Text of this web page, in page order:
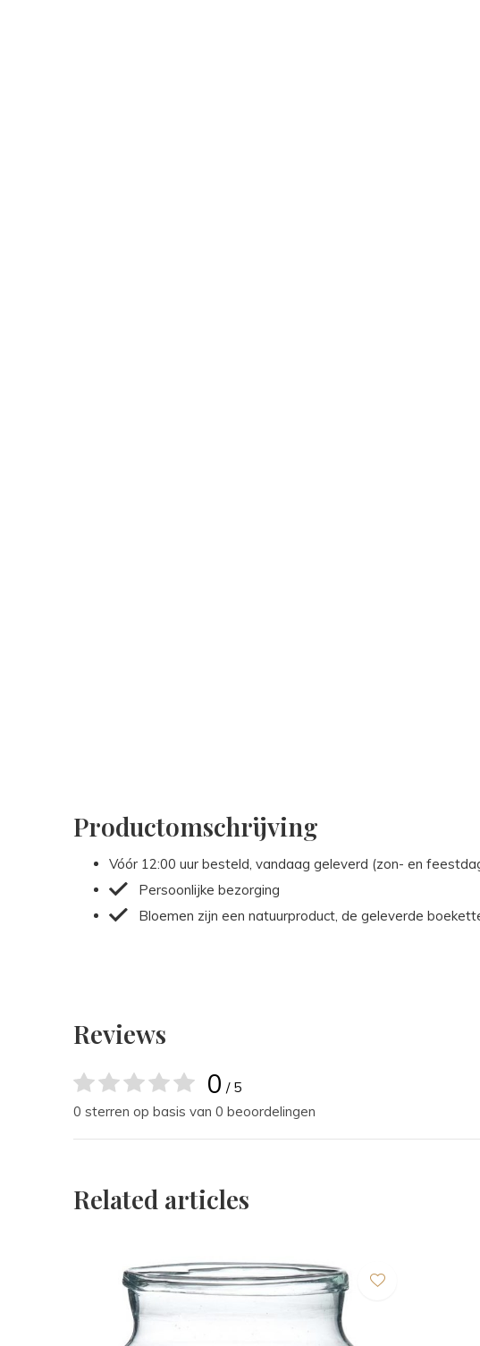
Productomschrijving
Vóór 12:00 uur besteld, vandaag geleverd (zon- en
Persoonlijke bezorging
Bloemen zijn een natuurproduct, de geleverde
Reviews
0 / 5
0 sterren op basis van 0 beoordelingen
Related articles